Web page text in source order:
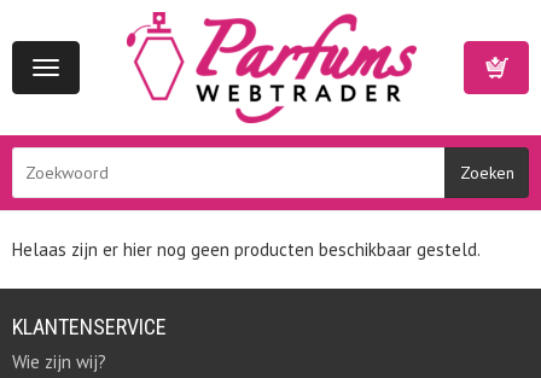
Toggle
navigation
Helaas zijn er hier nog geen producten beschikbaar gesteld.
KLANTENSERVICE
Wie zijn wij?